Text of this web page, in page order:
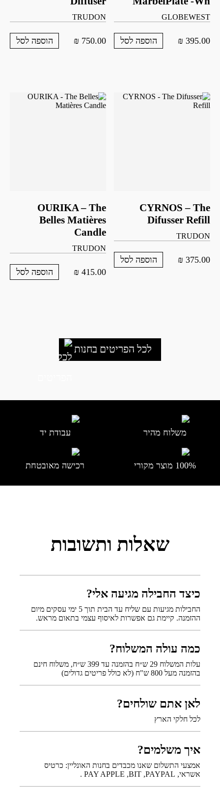
GLOBEWEST
395.00
₪ הוספה לסל
TRUDON
750.00
₪ הוספה לסל
CYRNOS – The
Difusser Refill
TRUDON
375.00
₪ הוספה לסל
OURIKA – The
Belles Matières
Candle
TRUDON
415.00
₪ הוספה לסל
לכל הפריטים בחנות
משלוח מהיר עבודת יד
100% מוצר מקורי רכישה מאובטחת
שאלות ותשובות
כיצד החבילה מגיעה אלי?
החבילות מגיעות עם שליח עד הבית תוך 5 ימי עסקים מיום
ההזמנה. קיימת גם אפשרות לאיסוף עצמי בתאום מראש.
כמה עולה המשלוח?
עלות המשלוח 29 ש״ח בהזמנה עד 399 ש״ח, משלוח חינם
בהזמנה מעל 800 ש"ח (לא כולל פריטים גדולים)
לאן אתם שולחים?
לכל חלקי הארץ
איך משלמים?
אמצעי התשלום שאנו מכבדים בחנות האונליין: כרטיס
אשראי, PAY APPLE ,BIT ,PAYPAL .